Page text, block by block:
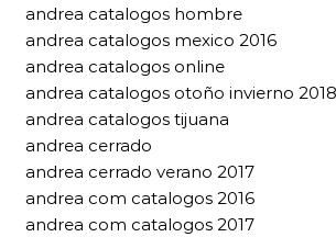
andrea catalogos hombre
andrea catalogos mexico 2016
andrea catalogos online
andrea catalogos otoño invierno
andrea catalogos tijuana
andrea cerrado
andrea cerrado verano 2017
andrea com catalogos 2016
andrea com catalogos 2017